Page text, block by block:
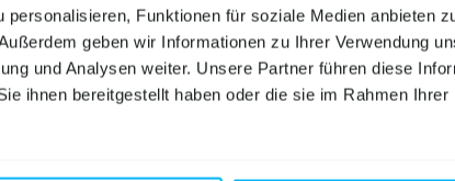
Funktionen für soziale Medien anbieten
geben wir Informationen zu Ihrer Verwendung
und Analysen weiter. Unsere Partner führen diese
ihnen bereitgestellt haben oder die sie im Rahmen Ihrer
Services